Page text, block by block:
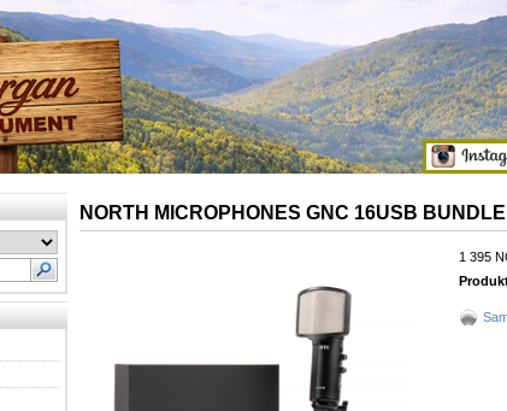
NORTH MICROPHONES GNC 16USB BUNDLE
1 395